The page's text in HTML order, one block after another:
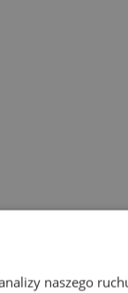
naszego